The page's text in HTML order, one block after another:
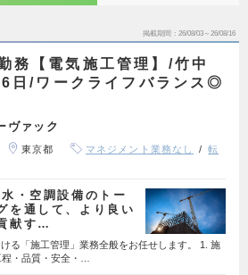
掲載期間 26/08/03～26/08/16
務【電気施工管理】/竹中
日/ワークライフバランス◎
ヴァック
東京都 マネジメント業務なし
転
・空調設備のトー
を通して、より良い
献す…
る「施工管理」業務全般をお任せします。 1. 施
・品質・安全・…